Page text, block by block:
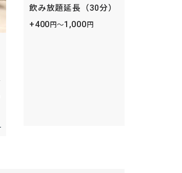
飲み放題延長（30分）
+400 円〜1,000 円